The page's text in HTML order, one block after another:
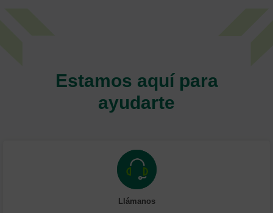
Estamos aquí para
ayudarte
Llámanos